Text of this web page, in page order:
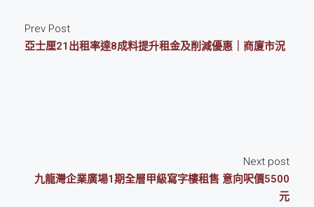
Prev Post
亞士厘21出租率達8成料提升租金及削減優惠｜商廈市況
Next post
九龍灣企業廣場1期全層甲級寫字樓租售 意向呎價5500
元